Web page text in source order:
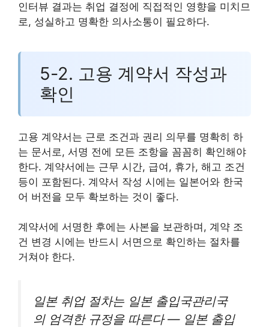
인터뷰 결과는 취업 결정에 직접적인 영향을 미치므
로, 성실하고 명확한 의사소통이 필요하다.
5-2. 고용 계약서 작성과
확인
고용 계약서는 근로 조건과 권리 의무를 명확히 하
는 문서로, 서명 전에 모든 조항을 꼼꼼히 확인해야
한다. 계약서에는 근무 시간, 급여, 휴가, 해고 조건
등이 포함된다. 계약서 작성 시에는 일본어와 한국
어 버전을 모두 확보하는 것이 좋다.
계약서에 서명한 후에는 사본을 보관하며, 계약 조
건 변경 시에는 반드시 서면으로 확인하는 절차를
거쳐야 한다.
일본 취업 절차는 일본 출입국관리국
의 엄격한 규정을 따른다 — 일본 출입